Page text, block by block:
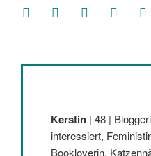
facebooksoundcloud
twitter mastodon
Kerstin | 48 |
interessiert,
Bookloverin,